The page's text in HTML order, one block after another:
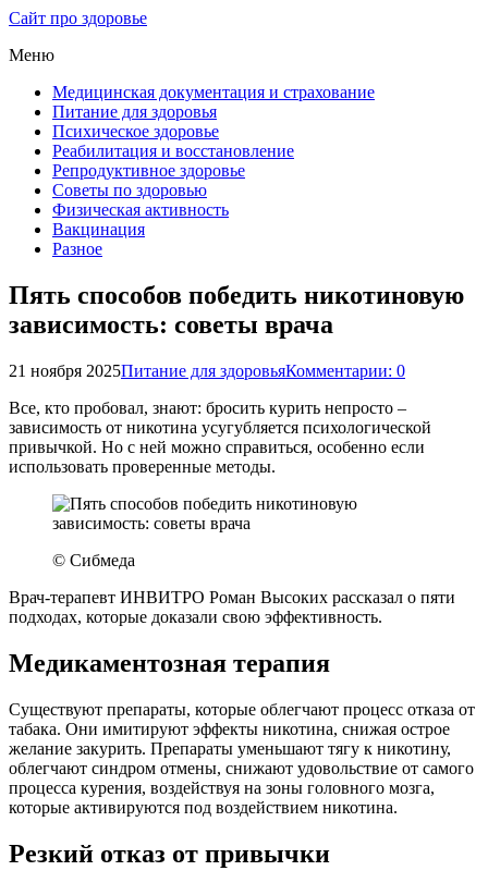
Сайт про здоровье
Меню
Медицинская документация и страхование
Питание для здоровья
Психическое здоровье
Реабилитация и восстановление
Репродуктивное здоровье
Советы по здоровью
Физическая активность
Вакцинация
Разное
Пять способов победить никотиновую
зависимость: советы врача
21 ноября 2025Питание для здоровьяКомментарии: 0
Все, кто пробовал, знают: бросить курить непросто –
зависимость от никотина усугубляется психологической
привычкой. Но с ней можно справиться, особенно если
использовать проверенные методы.
© Сибмеда
Врач-терапевт ИНВИТРО Роман Высоких рассказал о пяти
подходах, которые доказали свою эффективность.
Медикаментозная терапия
Существуют препараты, которые облегчают процесс отказа от
табака. Они имитируют эффекты никотина, снижая острое
желание закурить. Препараты уменьшают тягу к никотину,
облегчают синдром отмены, снижают удовольствие от самого
процесса курения, воздействуя на зоны головного мозга,
которые активируются под воздействием никотина.
Резкий отказ от привычки